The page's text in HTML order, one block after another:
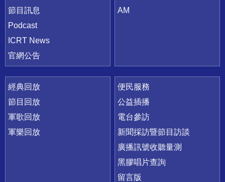
節目訊息
Podcast
ICRT News
官網公告
AM
經典回放
節目回放
軍歌回放
軍樂回放
便民服務
公益插播
電台參訪
新聞採訪暨節目訪談
廣播訊號收聽量測
黑膠唱片查詢
留言版